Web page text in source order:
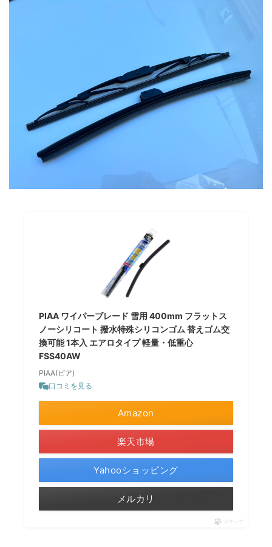
PIAA ワイパーブレード 雪用 400mm フラットス
ノーシリコート 撥水特殊シリコンゴム 替えゴム交
換可能 1本入 エアロタイプ 軽量・低重心
FSS40AW
PIAA(ピア)
口コミを見る
Amazon
楽天市場
Yahooショッピング
メルカリ
ポチップ